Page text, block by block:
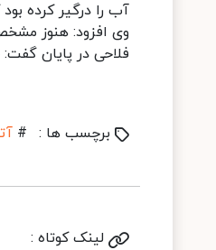
آب را درگیر کرده
وی افزود: هنوز
فلاحی در پایان
برچسب ها : #
لینک کوتاه :